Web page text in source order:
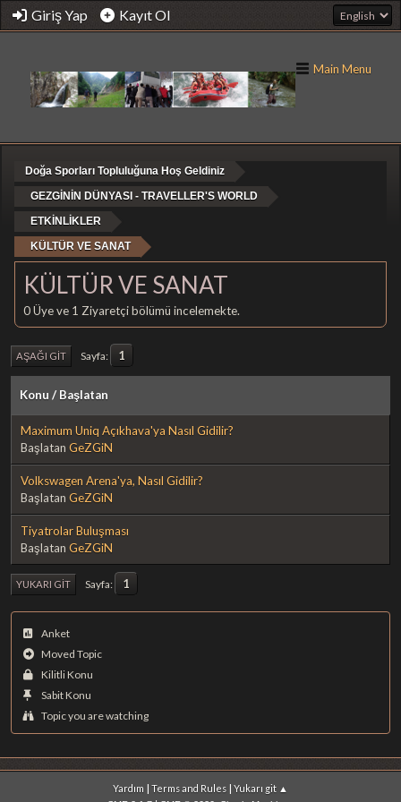
Giriş Yap Kayıt Ol
Main Menu
Doğa Sporları Topluluğuna Hoş Geldiniz
GEZGİNİN DÜNYASI - TRAVELLER'S WORLD
ETKİNLİKLER
KÜLTÜR VE SANAT
KÜLTÜR VE SANAT
0 Üye ve 1 Ziyaretçi bölümü incelemekte.
AŞAĞI GIT Sayfa 1
Konu / Başlatan
Maximum Uniq Açıkhava'ya Nasıl Gidilir?
Başlatan GeZGiN
Volkswagen Arena'ya, Nasıl Gidilir?
Başlatan GeZGiN
Tiyatrolar Buluşması
Başlatan GeZGiN
YUKARI GIT Sayfa 1
Anket
Moved Topic
Kilitli Konu
Sabit Konu
Topic you are watching
Yardım | Terms and Rules | Yukarı git ▲